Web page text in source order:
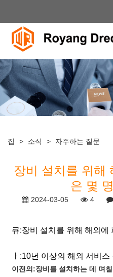
집 > 소식 > 자주하는 질문
장비 설치를 위해
은 몇
2024-03-05 4
큐:장비 설치를 위해 해외에
ㅏ:10년 이상의 해외 서비
이전의:장비를 설치하는 데 며